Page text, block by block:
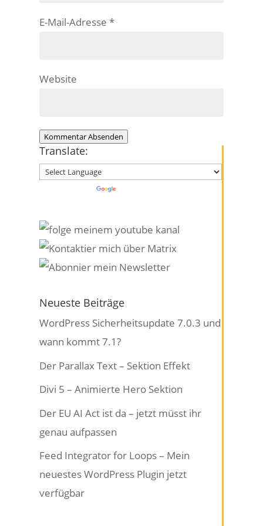
E-Mail-Adresse*
Website
Kommentar Absenden
Translate:
Powered by
Neueste Beiträge
WordPress Sicherheitsupdate 7.0.3 und
wann kommt 7.1?
Der Parallax Text – Sektion Effekt
Divi 5 – Animierte Hero Sektion
Der EU AI Act ist da – jetzt müsst ihr
genau aufpassen
Feed Integrator for Loops – Mein
neuestes WordPress Plugin jetzt
verfügbar